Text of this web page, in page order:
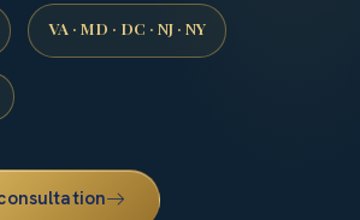
VA · MD · DC · NJ · NY